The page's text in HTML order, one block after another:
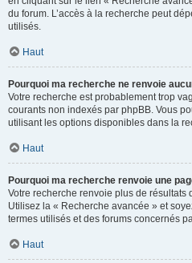
du forum. L’accès à la recherche peut
utilisés.
Haut
Pourquoi ma recherche ne renvoie
Votre recherche est probablement trop
courants non indexés par phpBB. Vous
utilisant les options disponibles dans la
Haut
Pourquoi ma recherche renvoie une
Votre recherche renvoie plus de résultats
Utilisez la « Recherche avancée » et
termes utilisés et des forums concernés
Haut